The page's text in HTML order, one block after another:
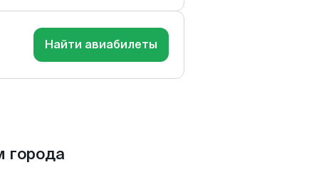
Найти авиабилеты
города